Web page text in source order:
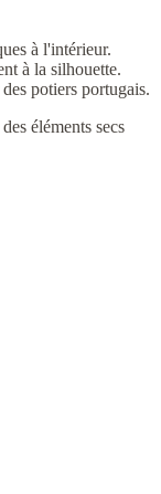
à l'intérieur.
à la silhouette.
potiers portugais.
éléments secs